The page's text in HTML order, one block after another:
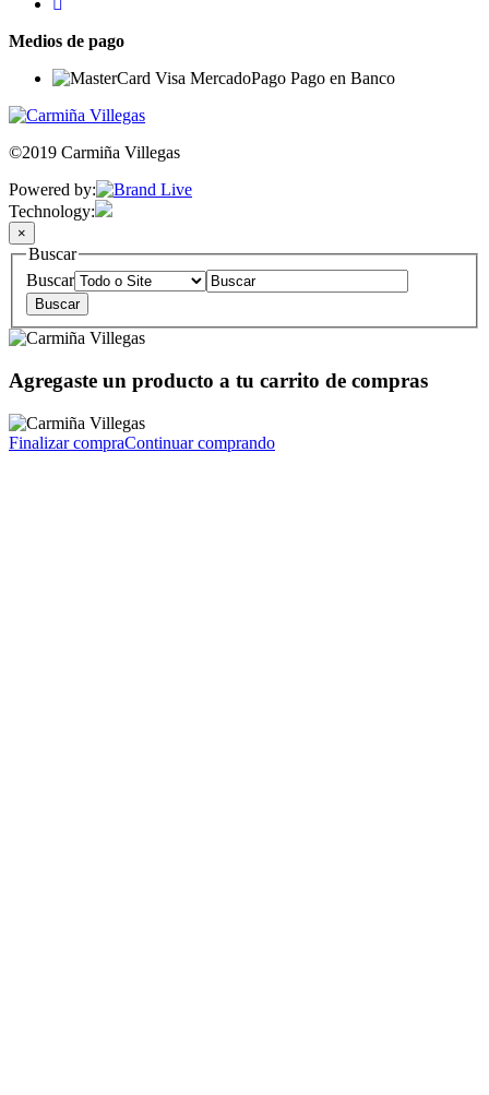
Medios de pago
©2019 Carmiña Villegas
Powered by:
Technology:
×
Buscar
Buscar
Agregaste un producto a tu carrito de compras
Finalizar compraContinuar comprando